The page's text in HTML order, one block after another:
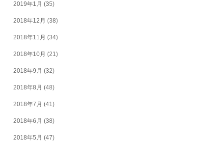
2019年1月 (35)
2018年12月 (38)
2018年11月 (34)
2018年10月 (21)
2018年9月 (32)
2018年8月 (48)
2018年7月 (41)
2018年6月 (38)
2018年5月 (47)